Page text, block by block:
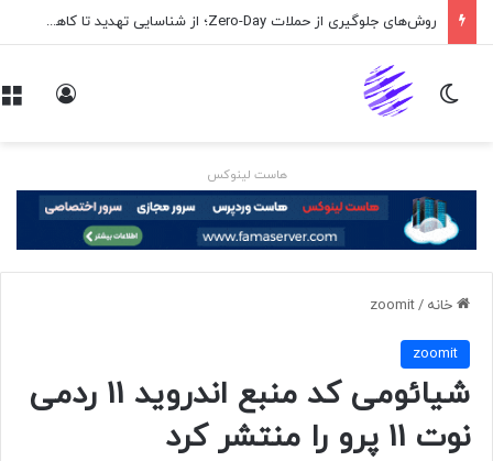
روش‌های جلوگیری از حملات Zero-Day؛ از شناسایی تهدید تا کاهش ریسک
تغییر پوسته
هاست لینوکس
خانه /
zoomit
zoomit
شیائومی کد منبع اندروید 11 ردمی
نوت 11 پرو را منتشر کرد